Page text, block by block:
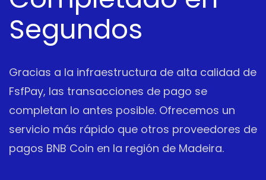
Segundos
Gracias a la infraestructura de alta calidad de
FsfPay, las transacciones de pago se
completan lo antes posible. Ofrecemos un
servicio más rápido que otros proveedores de
pagos BNB Coin en la región de Madeira.